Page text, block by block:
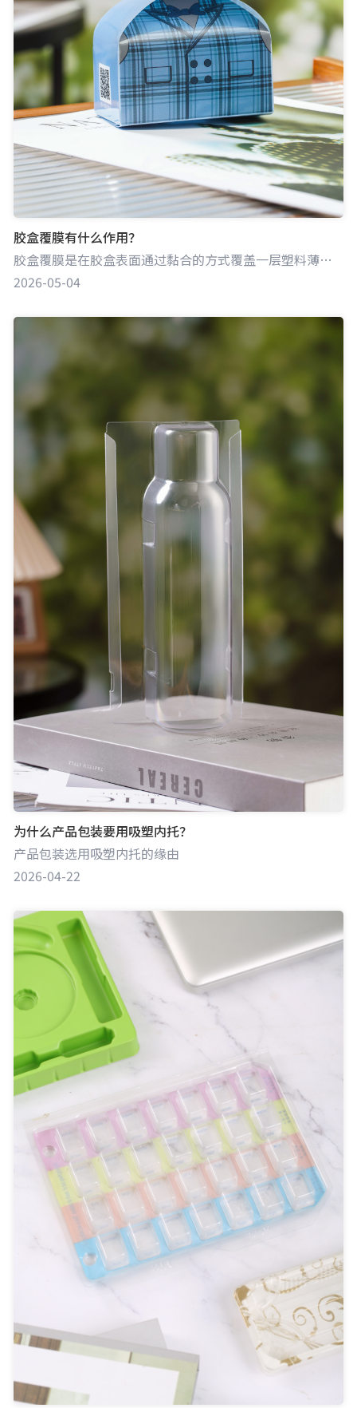
胶盒覆膜有什么作用？
胶盒覆膜是在胶盒表面通过黏合的方式覆盖一层塑料薄膜的工艺，这层薄膜常见的有光膜和哑膜。该工艺能显著提升胶盒在保护、外观等多方面的性能，是包装行业常用的处理手段。
2026-05-04
为什么产品包装要用吸塑内托？
产品包装选用吸塑内托的缘由
2026-04-22